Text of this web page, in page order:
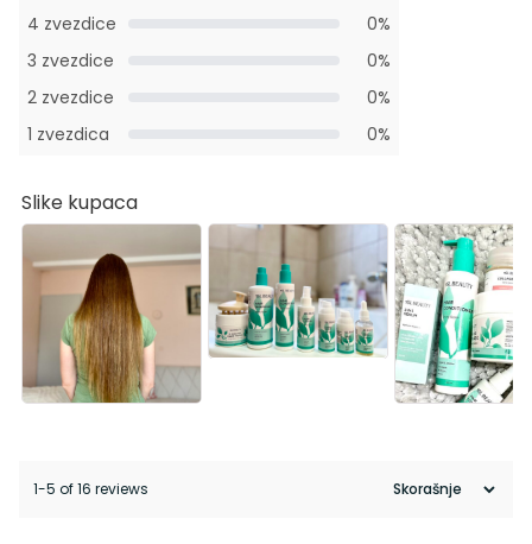
4 zvezdice
0%
3 zvezdice
0%
2 zvezdice
0%
1 zvezdica
0%
Slike kupaca
1-5 of 16 reviews